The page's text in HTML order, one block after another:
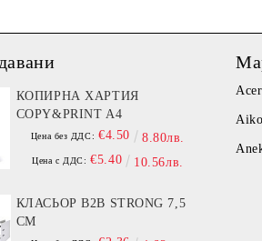
КОПИРНА ХАРТИЯ
COPY&PRINT A4
Цена без ДДС: €4.50 8.80лв.
Цена с ДДС: €5.40 10.56лв.
КЛАСЬОР B2B STRONG 7,5
СМ
Acer
Aiko